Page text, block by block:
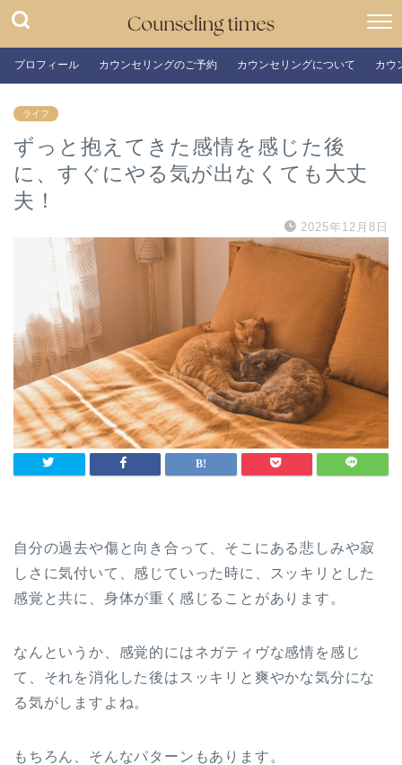
プロフィール カウンセリングのご予約 カウンセリングについて カウ
ライフ
ずっと抱えてきた感情を感じた後
に、すぐにやる気が出なくても大丈
夫！
2025年12月8日
自分の過去や傷と向き合って、そこにある悲しみや寂
しさに気付いて、感じていった時に、スッキリとした
感覚と共に、身体が重く感じることがあります。
なんというか、感覚的にはネガティヴな感情を感じ
て、それを消化した後はスッキリと爽やかな気分にな
る気がしますよね。
もちろん、そんなパターンもあります。